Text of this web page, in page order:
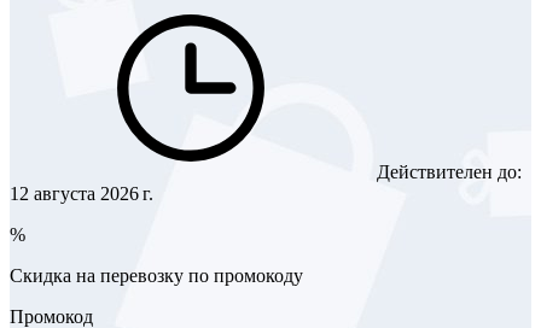
Действителен до:
12 августа 2026 г.
%
Скидка на перевозку по промокоду
Промокод